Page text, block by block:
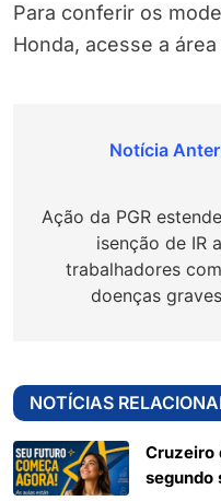
Para conferir os
Honda, acesse a
Navegação
Post
Ação da PGR estende
isenção de IR a
trabalhadores com
doenças graves
NOTÍCIAS
Cruzeiro
segundo